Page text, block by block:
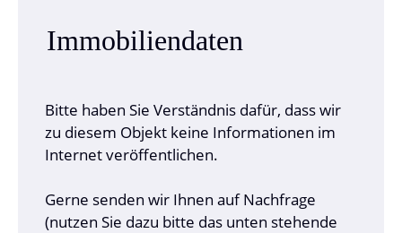
Immobilien­daten
Bitte haben Sie Verständnis dafür, dass wir
zu diesem Objekt keine Informationen im
Internet veröffentlichen.
Gerne senden wir Ihnen auf Nachfrage
(nutzen Sie dazu bitte das unten stehende